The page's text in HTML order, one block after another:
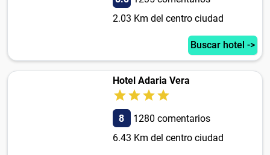
2.03 Km del centro ciudad
Buscar hotel ->
Hotel Adaria Vera
8
1280 comentarios
6.43 Km del centro ciudad